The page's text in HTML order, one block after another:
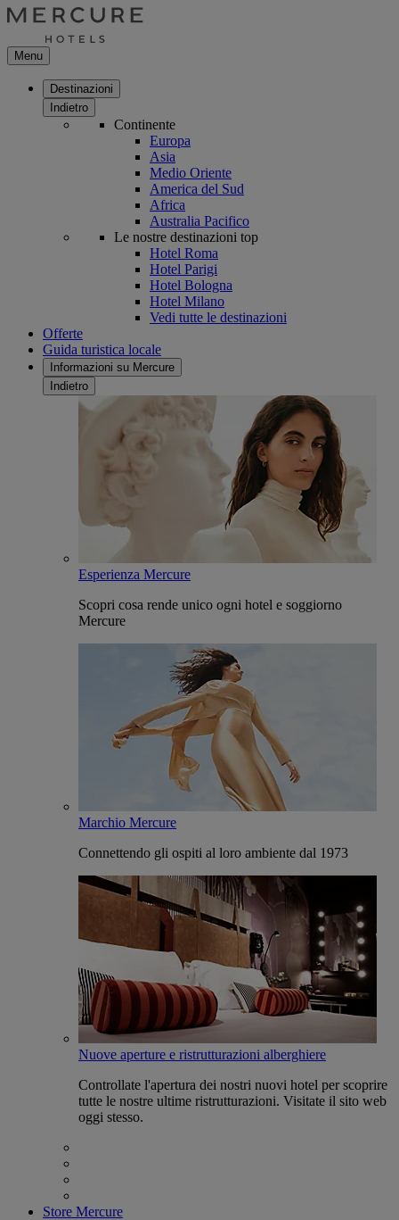
Menu
Destinazioni
Indietro
Continente
Europa
Asia
Medio Oriente
America del Sud
Africa
Australia Pacifico
Le nostre destinazioni top
Hotel Roma
Hotel Parigi
Hotel Bologna
Hotel Milano
Vedi tutte le destinazioni
Offerte
Guida turistica locale
Informazioni su Mercure
Indietro
Esperienza Mercure
Scopri cosa rende unico ogni hotel e soggiorno
Mercure
Marchio Mercure
Connettendo gli ospiti al loro ambiente dal 1973
Nuove aperture e ristrutturazioni alberghiere
Controllate l'apertura dei nostri nuovi hotel per scoprire
tutte le nostre ultime ristrutturazioni. Visitate il sito web
oggi stesso.
Store Mercure